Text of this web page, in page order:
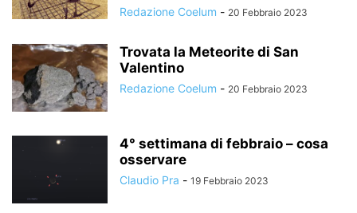
Redazione Coelum - 20 Febbraio 2023
Trovata la Meteorite di San
Valentino
Redazione Coelum - 20 Febbraio 2023
4° settimana di febbraio – cosa
osservare
Claudio Pra - 19 Febbraio 2023